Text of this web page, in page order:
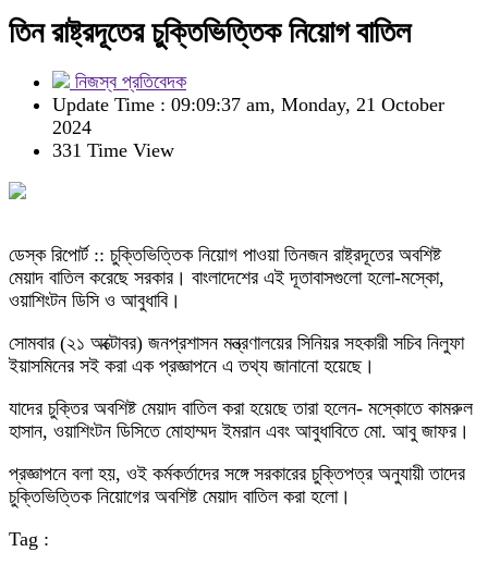
তিন রাষ্ট্রদূতের চুক্তিভিত্তিক নিয়োগ বাতিল
নিজস্ব প্রতিবেদক
Update Time : 09:09:37 am, Monday, 21 October
2024
331 Time View
ডেস্ক রিপোর্ট :: চুক্তিভিত্তিক নিয়োগ পাওয়া তিনজন রাষ্ট্রদূতের অবশিষ্ট
মেয়াদ বাতিল করেছে সরকার। বাংলাদেশের এই দূতাবাসগুলো হলো-মস্কো,
ওয়াশিংটন ডিসি ও আবুধাবি।
সোমবার (২১ অক্টোবর) জনপ্রশাসন মন্ত্রণালয়ের সিনিয়র সহকারী সচিব নিলুফা
ইয়াসমিনের সই করা এক প্রজ্ঞাপনে এ তথ্য জানানো হয়েছে।
যাদের চুক্তির অবশিষ্ট মেয়াদ বাতিল করা হয়েছে তারা হলেন- মস্কোতে কামরুল
হাসান, ওয়াশিংটন ডিসিতে মোহাম্মদ ইমরান এবং আবুধাবিতে মো. আবু জাফর।
প্রজ্ঞাপনে বলা হয়, ওই কর্মকর্তাদের সঙ্গে সরকারের চুক্তিপত্র অনুযায়ী তাদের
চুক্তিভিত্তিক নিয়োগের অবশিষ্ট মেয়াদ বাতিল করা হলো।
Tag :